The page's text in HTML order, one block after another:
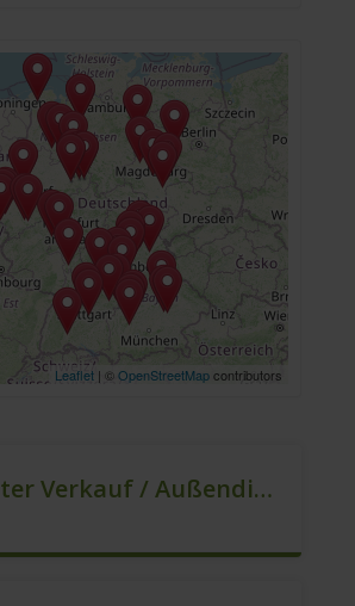
Leaflet | ©OpenStreetMapcontributors
Mitarbeiter Verkauf / Außendienst (m/w/d)